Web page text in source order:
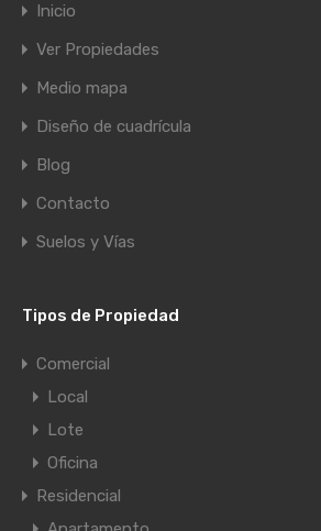
Inicio
Ver Propiedades
Medio mapa
Diseño de cuadrícula
Blog
Contacto
Suelos y Vías
Tipos de Propiedad
Comercial
Local
Lote
Oficina
Residencial